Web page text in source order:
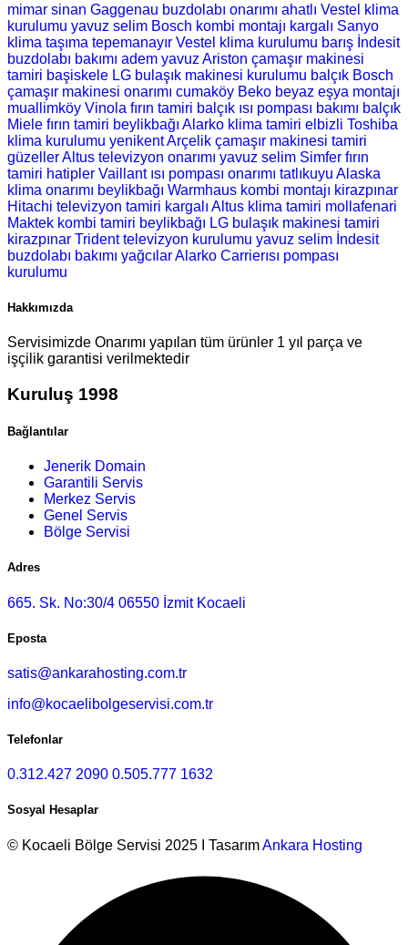
mimar sinan Gaggenau buzdolabı onarımı ahatlı Vestel klima
kurulumu yavuz selim Bosch kombi montajı kargalı Sanyo
klima taşıma tepemanayır Vestel klima kurulumu barış İndesit
buzdolabı bakımı adem yavuz Ariston çamaşır makinesi
tamiri başiskele LG bulaşık makinesi kurulumu balçık Bosch
çamaşır makinesi onarımı cumaköy Beko beyaz eşya montajı
muallimköy Vinola fırın tamiri balçık ısı pompası bakımı balçık
Miele fırın tamiri beylikbağı Alarko klima tamiri elbizli Toshiba
klima kurulumu yenikent Arçelik çamaşır makinesi tamiri
güzeller Altus televizyon onarımı yavuz selim Simfer fırın
tamiri hatipler Vaillant ısı pompası onarımı tatlıkuyu Alaska
klima onarımı beylikbağı Warmhaus kombi montajı kirazpınar
Hitachi televizyon tamiri kargalı Altus klima tamiri mollafenari
Maktek kombi tamiri beylikbağı LG bulaşık makinesi tamiri
kirazpınar Trident televizyon kurulumu yavuz selim İndesit
buzdolabı bakımı yağcılar Alarko Carrierısı pompası
kurulumu
Hakkımızda
Servisimizde Onarımı yapılan tüm ürünler 1 yıl parça ve
işçilik garantisi verilmektedir
Kuruluş 1998
Bağlantılar
Jenerik Domain
Garantili Servis
Merkez Servis
Genel Servis
Bölge Servisi
Adres
665. Sk. No:30/4 06550 İzmit Kocaeli
Eposta
satis@ankarahosting.com.tr
info@kocaelibolgeservisi.com.tr
Telefonlar
0.312.427 2090 0.505.777 1632
Sosyal Hesaplar
© Kocaeli Bölge Servisi 2025 I TasarımAnkara Hosting